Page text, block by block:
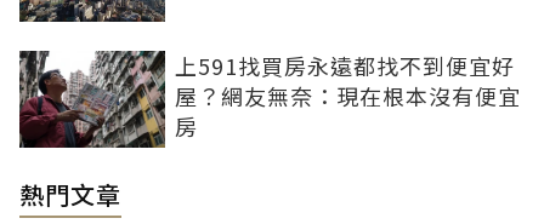
上591找買房永遠都找不到便宜好
屋？網友無奈：現在根本沒有便宜
房
熱門文章